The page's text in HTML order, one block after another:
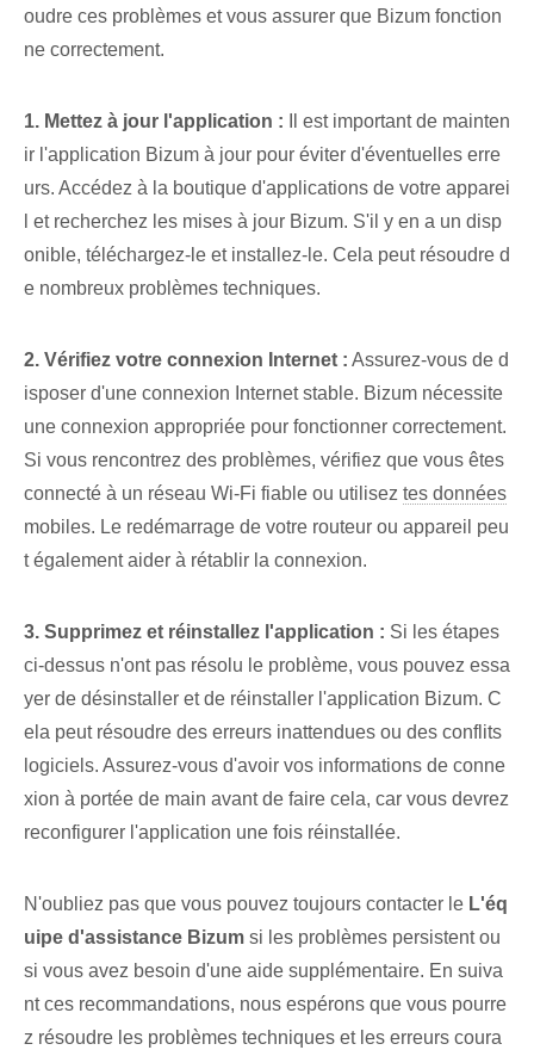
oudre ces problèmes et vous assurer que ⁤Bizum fonction
ne correctement.
1. Mettez à jour l'application : Il est important de mainten
ir l'application Bizum à jour pour éviter d'éventuelles erre
urs. Accédez à la boutique d'applications de votre apparei
l et recherchez les mises à jour Bizum. ‌S'il y en a un disp
onible, téléchargez-le⁢ et⁢ installez-le. Cela peut résoudre d
e nombreux problèmes techniques.
2. Vérifiez votre connexion Internet : Assurez-vous de d
isposer d'une connexion Internet stable. Bizum nécessite
une connexion appropriée pour fonctionner correctement.
Si vous rencontrez des problèmes, vérifiez que vous êtes
connecté à un réseau Wi-Fi fiable ou utilisez tes données
mobiles. Le redémarrage de votre routeur ou appareil peu
t également aider à rétablir la connexion.
3. Supprimez et réinstallez l'application : Si les étapes
ci-dessus n'ont pas résolu le problème, vous pouvez essa
yer de désinstaller et de réinstaller l'application Bizum. C
ela peut résoudre des erreurs inattendues ou des conflits
logiciels. Assurez-vous d'avoir vos informations de conne
xion à portée de main avant de faire cela, car vous devrez
reconfigurer l'application une fois réinstallée.
N'oubliez pas⁢ que vous pouvez toujours contacter le L'éq
uipe d'assistance Bizum si les problèmes persistent ou
si vous avez besoin d'une aide supplémentaire. En suiva
nt ces​ recommandations, nous espérons que vous pourre
z résoudre les problèmes techniques et les erreurs coura